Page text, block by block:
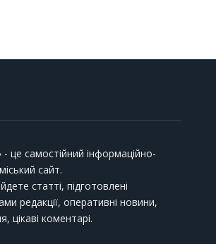
- це самостійний інформаційно-
сайт.
статті, підготовлені
редакції, оперативні новини,
цікаві коментарі.